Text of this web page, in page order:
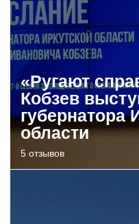
«Ругают
Кобзев
губернатора
области
5 отзывов